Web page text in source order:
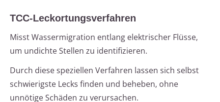
TCC-Leckortungsverfahren
Misst Wassermigration entlang elektrischer Flüsse,
um undichte Stellen zu identifizieren.
Durch diese speziellen Verfahren lassen sich selbst
schwierigste Lecks finden und beheben, ohne
unnötige Schäden zu verursachen.